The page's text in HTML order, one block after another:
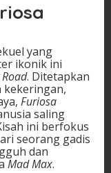
yang
ikonik ini
. Ditetapkan
kekeringan,
Furiosa
saling
ini berfokus
seorang gadis
dan
Mad Max.